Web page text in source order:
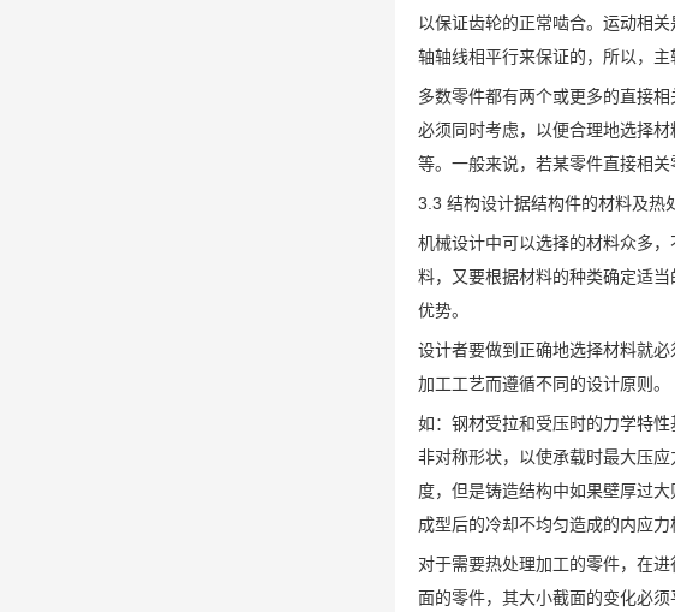
以保证齿轮的正常啮合。运动相
轴轴线相平行来保证的，所以，
多数零件都有两个或更多的直接
必须同时考虑，以便合理地选择
等。一般来说，若某零件直接相
3.3 结构设计据结构件的材料及热
机械设计中可以选择的材料众多
料，又要根据材料的种类确定适
优势。
设计者要做到正确地选择材料就
加工工艺而遵循不同的设计原则。
如：钢材受拉和受压时的力学特
非对称形状，以使承载时最大压
度，但是铸造结构中如果壁厚过
成型后的冷却不均匀造成的内应
对于需要热处理加工的零件，在
面的零件，其大小截面的变化必